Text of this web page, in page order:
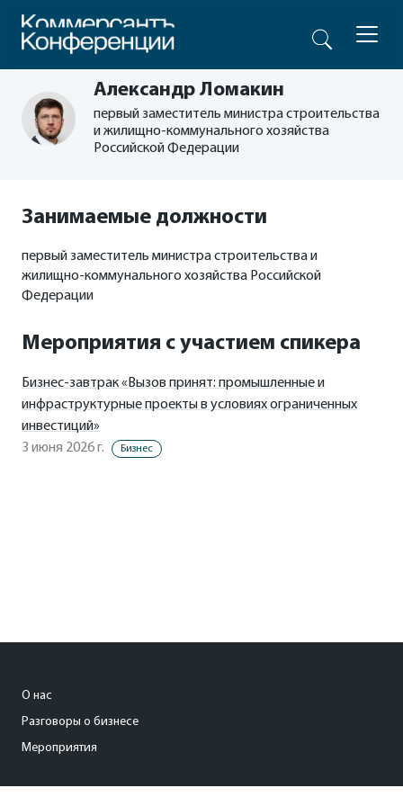
Александр Ломакин
первый заместитель министра строительства
и жилищно-коммунального хозяйства
Российской Федерации
Занимаемые должности
первый заместитель министра строительства и
жилищно-коммунального хозяйства Российской
Федерации
Мероприятия с участием спикера
Бизнес-завтрак «Вызов принят: промышленные и
инфраструктурные проекты в условиях ограниченных
инвестиций»
3 июня 2026 г.
Бизнес
О нас
Разговоры о бизнесе
Мероприятия